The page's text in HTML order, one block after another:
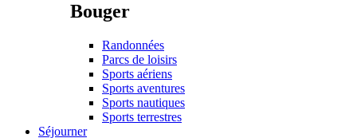
Bouger
Randonnées
Parcs de loisirs
Sports aériens
Sports aventures
Sports nautiques
Sports terrestres
Séjourner